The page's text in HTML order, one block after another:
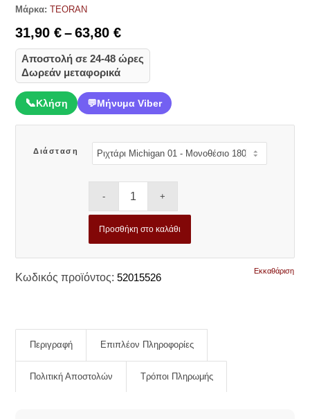
Μάρκα: TEORAN
31,90€ – 63,80€Price
range:
31,90 €
through
63,80 €
Αποστολή σε 24-48 ώρες
Δωρεάν μεταφορικά
📞Κλήση 💬Μήνυμα Viber
Διάσταση
Εκκαθάριση
Προσθήκη στο καλάθι
Κωδικός προϊόντος: 52015526
Περιγραφή Επιπλέον Πληροφορίες
Πολιτική Αποστολών Τρόποι Πληρωμής